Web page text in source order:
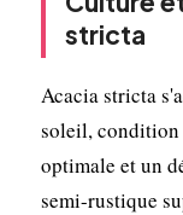
stricta
Acacia stricta
soleil, condition
optimale et un
semi-rustique